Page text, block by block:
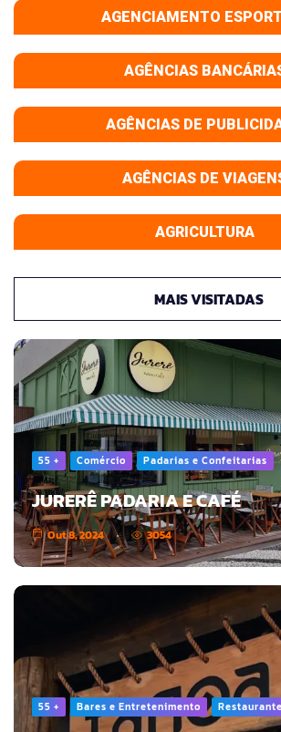
AGENCIAMENTO
AGÊNCIAS
AGÊNCIAS DE
AGÊNCIAS DE
AGRICULTURA
MAIS VISITADAS
55 + Comércio Padarias e Confeitarias
JURERÊ PADARIA E CAFÉ
Out 8, 2024 3054
55 + Bares e Entretenimento